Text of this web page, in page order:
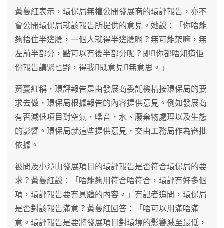
黃蔓紅表示，環保局無權公開發展商的環評報告，亦不
會公開環保局就該報告所提供的意見。她說︰「你唔能
夠捂住半邊臉，一個人就得半邊臉啊？無可能架嘛，無
左前半部分，點可以有後半部分呢？即你都唔知道佢
份報告講緊乜野，得我既意見無意思。」
黃蔓紅稱，環評報告是由發展商委託機構按環保局的要
求去做，環保局根據報告的內容提供意見。例如發展商
有否減低項目對空氣，噪音，水、廢棄物處理以及生態
的影響。環保局就這些提供意見，交由工務局作為審批
依據。
被問及小潭山發展項目的環評報告是否符合環保局的要
求？黃蔓紅說︰「唔能夠用符合唔符合，環評有好多個
項，環評報告要有具體的內容。」有記者追問，環保局
是否對該報告滿意？黃蔓紅回答︰「唔可以用滿唔滿
意。環評報告是要將發展項目對環境的影響減至最低，